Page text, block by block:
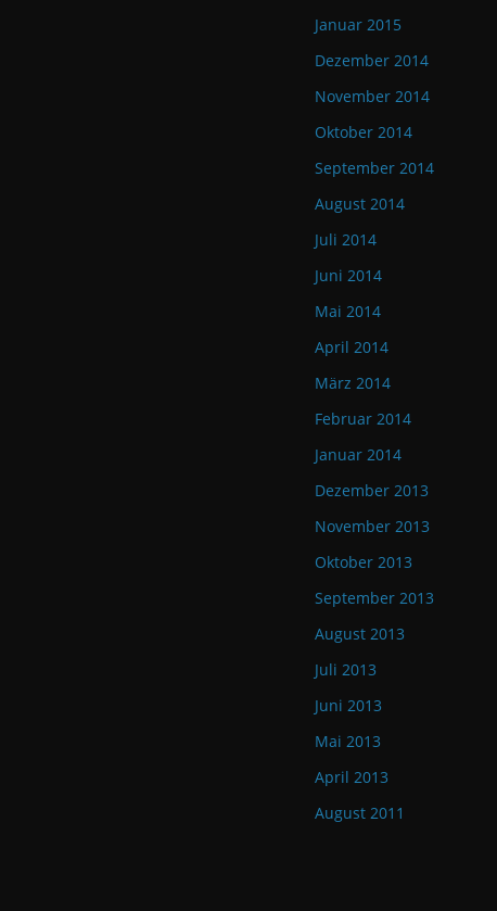
Januar 2015
Dezember 2014
November 2014
Oktober 2014
September 2014
August 2014
Juli 2014
Juni 2014
Mai 2014
April 2014
März 2014
Februar 2014
Januar 2014
Dezember 2013
November 2013
Oktober 2013
September 2013
August 2013
Juli 2013
Juni 2013
Mai 2013
April 2013
August 2011